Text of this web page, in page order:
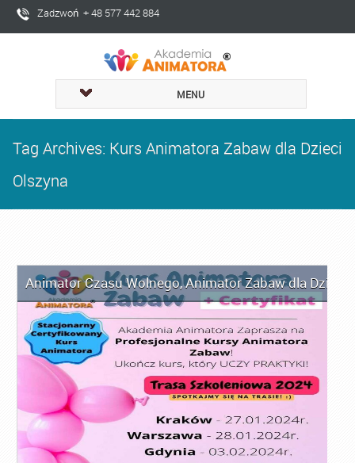
Zadzwoń + 48 577 442 884
MENU
Tag Archives: Kurs Animatora Zabaw dla Dzieci
Olszyna
Animator Czasu Wolnego,Animator Zabaw dla Dzieci